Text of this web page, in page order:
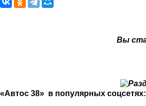
Вы
«Автос 38» в популярных соцсетях: